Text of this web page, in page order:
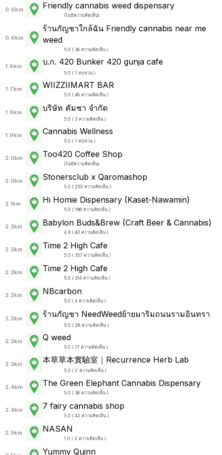
0.6km Friendly cannabis weed dispensary
(ไม่มีความคิดเห็น)
0.6km
ร้านกัญชาใกล้ฉัน Friendly cannabis near me
weed
5.0 ( 38 ความคิดเห็น )
1.6km บ.ก. 420 Bunker 420 gunja cafe
5.0 ( 1 ทบทวน )
1.7km WIIZZIIMART BAR
5.0 ( 48 ความคิดเห็น )
1.9km บริษัท คัมชา จำกัด
5.0 ( 3 ความคิดเห็น )
1.9km Cannabis Wellness
5.0 ( 1 ทบทวน )
2.0km Too420 Coffee Shop
(ไม่มีความคิดเห็น)
2.0km Stonersclub x Qaromashop
5.0 ( 255 ความคิดเห็น )
2.1km Hi Homie Dispensary (Kaset-Nawamin)
5.0 ( 196 ความคิดเห็น )
2.2km Babylon Buds&Brew (Craft Beer & Cannabis)
4.9 ( 40 ความคิดเห็น )
2.2km Time 2 High Cafe
5.0 ( 357 ความคิดเห็น )
2.2km Time 2 High Cafe
5.0 ( 314 ความคิดเห็น )
2.2km NBcarbon
5.0 ( 4 ความคิดเห็น )
2.2km ร้านกัญชา NeedWeedย้ายมาริมถนนรามอินทรา
5.0 ( 26 ความคิดเห็น )
2.2km Q weed
5.0 ( 17 ความคิดเห็น )
2.3km 本草草本實驗室｜Recurrence Herb Lab
5.0 ( 2 ความคิดเห็น )
2.4km The Green Elephant Cannabis Dispensary
5.0 ( 36 ความคิดเห็น )
2.4km 7 fairy cannabis shop
5.0 ( 42 ความคิดเห็น )
2.5km NASAN
1.0 ( 2 ความคิดเห็น )
Yummy Quinn